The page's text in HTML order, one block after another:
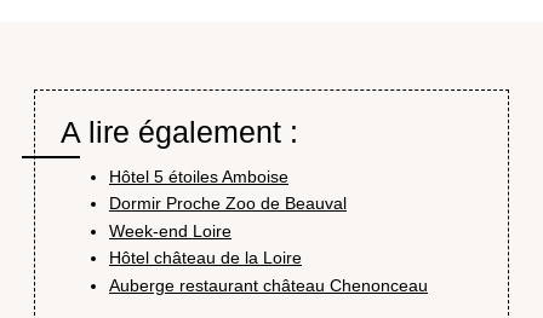
A lire également :
Hôtel 5 étoiles Amboise
Dormir Proche Zoo de Beauval
Week-end Loire
Hôtel château de la Loire
Auberge restaurant château Chenonceau
CHAMBRES & SUITES
RESTAURANTS &
DÉTENTE & BIEN-
ÉVÈNEMENTS PROS
ACTIVITÉS &